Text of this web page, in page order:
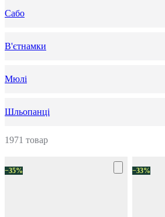
Сабо
В'єтнамки
Мюлі
Шльопанці
1971 товар
−35% −33%